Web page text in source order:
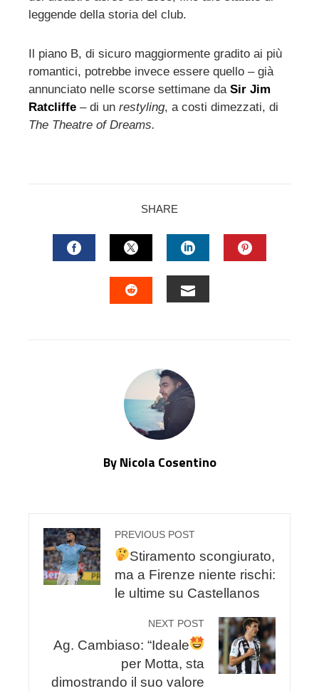
leggende della storia del club.
Il piano B, di sicuro maggiormente gradito ai più
romantici, potrebbe invece essere quello – già
annunciato nelle scorse settimane da Sir Jim
Ratcliffe – di un restyling, a costi dimezzati, di
The Theatre of Dreams.
SHARE
FACEBOOKTWITTERLINKEDIN
By Nicola Cosentino
PREVIOUS POST
Stiramento scongiurato,
ma a Firenze niente rischi:
le ultime su Castellanos
NEXT POST
Ag. Cambiaso: “Ideale
per Motta, sta
dimostrando il suo valore